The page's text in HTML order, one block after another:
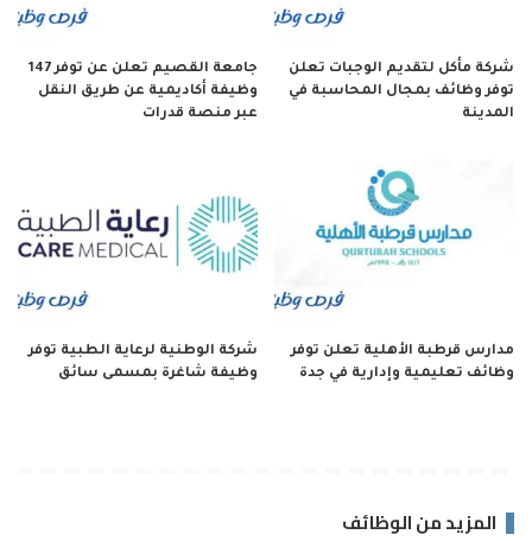
شركة مأكل لتقديم الوجبات تعلن
توفر وظائف بمجال المحاسبة في
المدينة
جامعة القصيم تعلن عن توفر 147
وظيفة أكاديمية عن طريق النقل
عبر منصة قدرات
مدارس قرطبة الأهلية تعلن توفر
وظائف تعليمية وإدارية في جدة
شركة الوطنية لرعاية الطبية توفر
وظيفة شاغرة بمسمى سائق
المزيد من الوظائف